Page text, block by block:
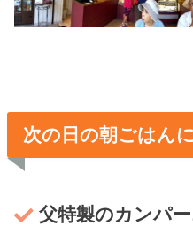
次の日の朝ごはん
父特製のカンパー